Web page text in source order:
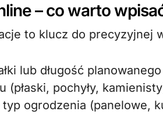
– co warto
to klucz do precyzyjnej
lub długość
(płaski, pochyły,
ogrodzenia (panelowe,